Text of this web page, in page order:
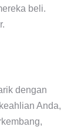
beli.
dengan
Anda,